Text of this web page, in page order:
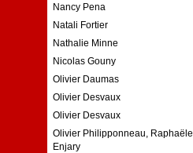
Nancy Pena
Natali Fortier
Nathalie Minne
Nicolas Gouny
Olivier Daumas
Olivier Desvaux
Olivier Desvaux
Olivier Philipponneau, Raphaële
Enjary